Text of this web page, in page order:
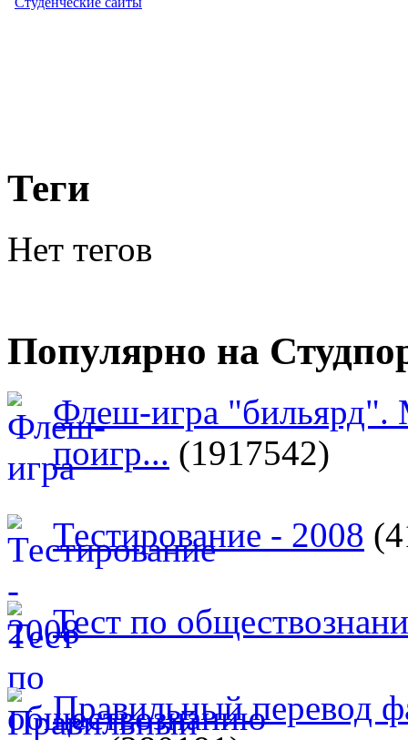
Теги
Нет тегов
Популярно на
Флеш-игра "бильярд".
поигр... (1917542)
Тестирование - 2008
Тест по
Правильный перевод